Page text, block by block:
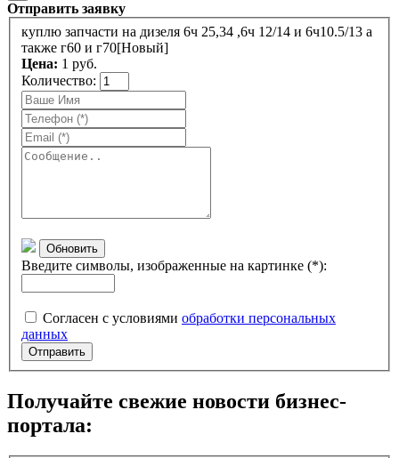
Отправить заявку
куплю запчасти на дизеля 6ч 25,34 ,6ч 12/14 и 6ч10.5/13 а
также г60 и г70[Новый]
Цена: 1 руб.
Количество:
Обновить
Введите символы, изображенные на картинке (*):
Согласен с условиями обработки персональных
данных
Отправить
Получайте свежие новости бизнес-
портала: